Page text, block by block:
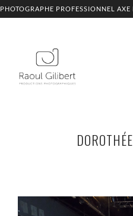
PHOTOGRAPHE PROFESSIONNEL